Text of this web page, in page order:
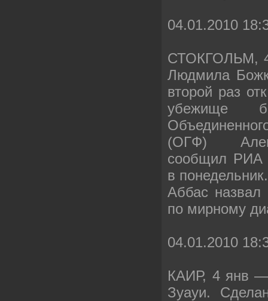
04.01.2010
СТОКГОЛЬМ,
Людмила
второй раз
убежище
(ОГФ)
сообщил РИА
в понедельник.
Аббас назвал
по мирному
04.01.2010
КАИР, 4 янв
Зуауи.